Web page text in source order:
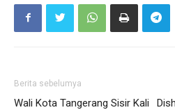
Berita sebelumya
Wali Kota Tangerang Sisir Kali